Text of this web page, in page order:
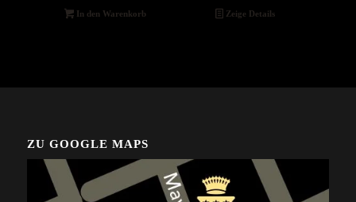
In den Warenkorb Zeige Details
ZU GOOGLE MAPS